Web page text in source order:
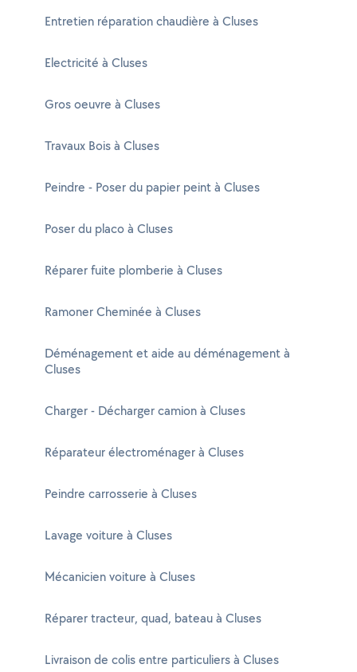
Entretien réparation chaudière à Cluses
Electricité à Cluses
Gros oeuvre à Cluses
Travaux Bois à Cluses
Peindre - Poser du papier peint à Cluses
Poser du placo à Cluses
Réparer fuite plomberie à Cluses
Ramoner Cheminée à Cluses
Déménagement et aide au déménagement à
Cluses
Charger - Décharger camion à Cluses
Réparateur électroménager à Cluses
Peindre carrosserie à Cluses
Lavage voiture à Cluses
Mécanicien voiture à Cluses
Réparer tracteur, quad, bateau à Cluses
Livraison de colis entre particuliers à Cluses